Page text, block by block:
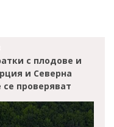
с плодове и
и Северна
проверяват